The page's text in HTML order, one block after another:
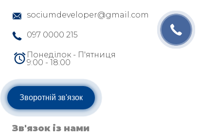
sociumdeveloper@gmail.com
097 0000 215
Понеділок - П'ятниця
9:00 - 18:00
Зворотній зв'язок
Зв'язок із нами